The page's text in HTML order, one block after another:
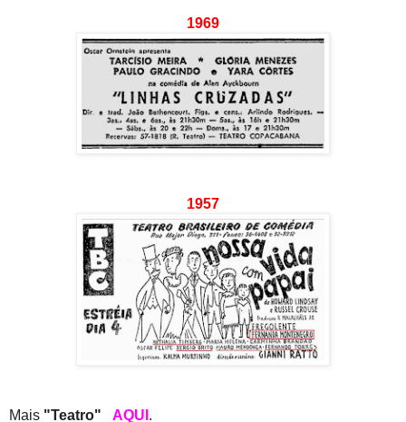
1969
1957
Mais "Teatro" AQUI .